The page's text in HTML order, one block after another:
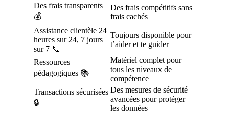
Des frais transparents
💰
Des frais compétitifs sans
frais cachés
Assistance clientèle 24
heures sur 24, 7 jours
sur 7 📞
Toujours disponible pour
t’aider et te guider
Ressources
pédagogiques 📚
Matériel complet pour
tous les niveaux de
compétence
Transactions sécurisées
🔒
Des mesures de sécurité
avancées pour protéger
les données